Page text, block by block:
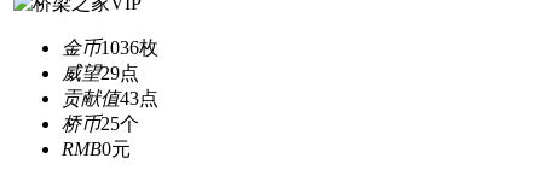
金币1036枚
威望29点
贡献值43点
桥币25个
RMB0元